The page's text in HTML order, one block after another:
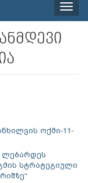
Toggle
ოქმი-11-
ლებარდეს
სტრატეგიული